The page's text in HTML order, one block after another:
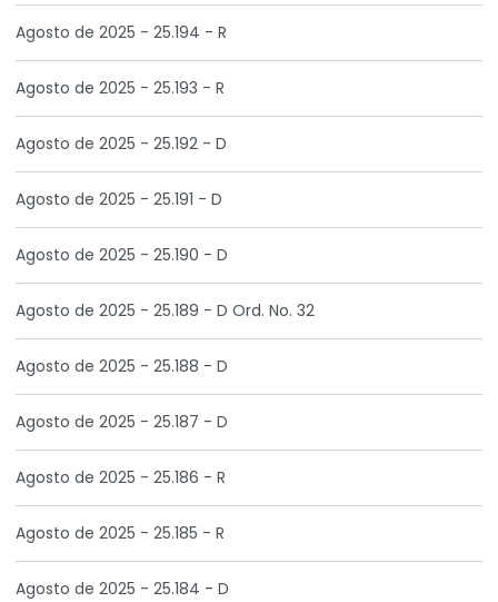
Agosto de 2025 - 25.194 - R
Agosto de 2025 - 25.193 - R
Agosto de 2025 - 25.192 - D
Agosto de 2025 - 25.191 - D
Agosto de 2025 - 25.190 - D
Agosto de 2025 - 25.189 - D Ord. No. 32
Agosto de 2025 - 25.188 - D
Agosto de 2025 - 25.187 - D
Agosto de 2025 - 25.186 - R
Agosto de 2025 - 25.185 - R
Agosto de 2025 - 25.184 - D